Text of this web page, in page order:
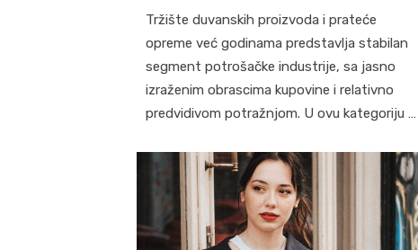
Tržište duvanskih proizvoda i prateće
opreme već godinama predstavlja stabilan
segment potrošačke industrije, sa jasno
izraženim obrascima kupovine i relativno
predvidivom potražnjom. U ovu kategoriju …